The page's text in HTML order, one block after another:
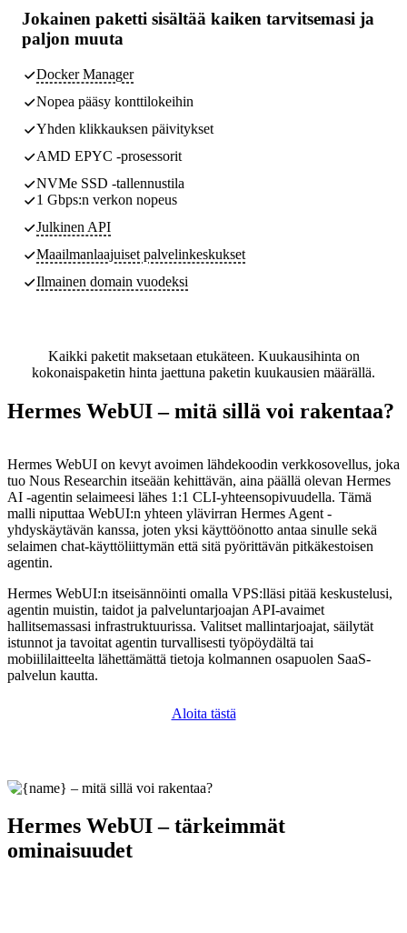
Jokainen paketti sisältää kaiken tarvitsemasi ja
paljon muuta
Docker Manager
Nopea pääsy konttilokeihin
Yhden klikkauksen päivitykset
AMD EPYC -prosessorit
NVMe SSD -tallennustila
1 Gbps:n verkon nopeus
Julkinen API
Maailmanlaajuiset palvelinkeskukset
Ilmainen domain vuodeksi
Kaikki paketit maksetaan etukäteen. Kuukausihinta on
kokonaispaketin hinta jaettuna paketin kuukausien määrällä.
Hermes WebUI – mitä sillä voi rakentaa?
Hermes WebUI on kevyt avoimen lähdekoodin verkkosovellus, joka
tuo Nous Researchin itseään kehittävän, aina päällä olevan Hermes
AI -agentin selaimeesi lähes 1:1 CLI-yhteensopivuudella. Tämä
malli niputtaa WebUI:n yhteen ylävirran Hermes Agent -
yhdyskäytävän kanssa, joten yksi käyttöönotto antaa sinulle sekä
selaimen chat-käyttöliittymän että sitä pyörittävän pitkäkestoisen
agentin.
Hermes WebUI:n itseisännöinti omalla VPS:lläsi pitää keskustelusi,
agentin muistin, taidot ja palveluntarjoajan API-avaimet
hallitsemassasi infrastruktuurissa. Valitset mallintarjoajat, säilytät
istunnot ja tavoitat agentin turvallisesti työpöydältä tai
mobiililaitteelta lähettämättä tietoja kolmannen osapuolen SaaS-
palvelun kautta.
Aloita tästä
Hermes WebUI – tärkeimmät
ominaisuudet